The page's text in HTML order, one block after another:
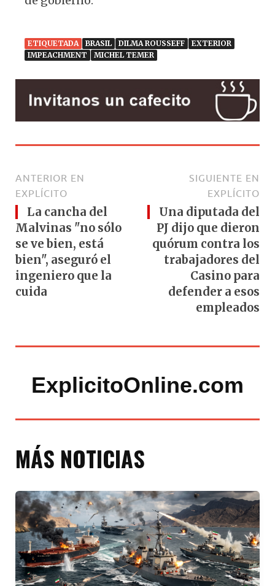
ETIQUETADA BRASIL DILMA ROUSSEFF
EXTERIOR
IMPEACHMENT
MICHEL TEMER
ANTERIOR EN
EXPLÍCITO
La cancha del
Malvinas "no sólo
se ve bien, está
bien", aseguró el
ingeniero que la
cuida
SIGUIENTE EN
EXPLÍCITO
Una diputada del
PJ dijo que dieron
quórum contra los
trabajadores del
Casino para
defender a esos
empleados
ExplicitoOnline.com
MÁS NOTICIAS